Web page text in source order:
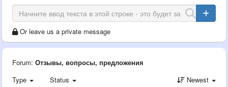
Or leave us a private message
Forum: Отзывы, вопросы, предложения
Type
Status Newest